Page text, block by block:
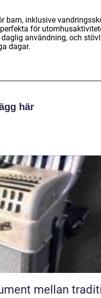
barn, inklusive
för
användning, och
dagar.
här